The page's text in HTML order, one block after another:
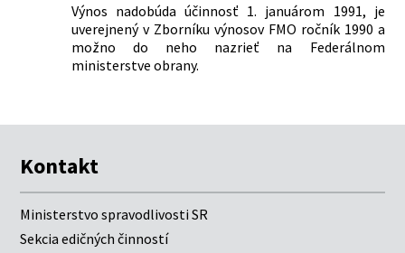
Výnos nadobúda účinnosť 1. januárom 1991, je
uverejnený v Zborníku výnosov FMO ročník 1990 a
možno do neho nazrieť na Federálnom
ministerstve obrany.
Kontakt
Ministerstvo spravodlivosti SR
Sekcia edičných činností